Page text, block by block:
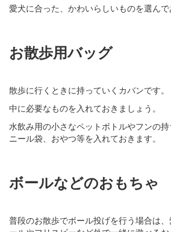
愛犬に合った、かわいらしいものを選んで
お散歩用バッグ
散歩に行くときに持っていくカバンです。
中に必要なものを入れておきましょう。
水飲み用の小さなペットボトルやフンの
ニール袋、おやつ等を入れておきます。
ボールなどのおもちゃ
普段のお散歩でボール投げを行う場合は